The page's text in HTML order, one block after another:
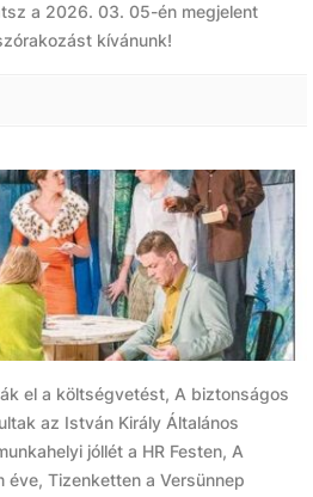
a 2026. 03. 05-én megjelent
kívánunk!
el a költségvetést, A biztonságos
az István Király Általános
jóllét a HR Festen, A
Tizenketten a Versünnep